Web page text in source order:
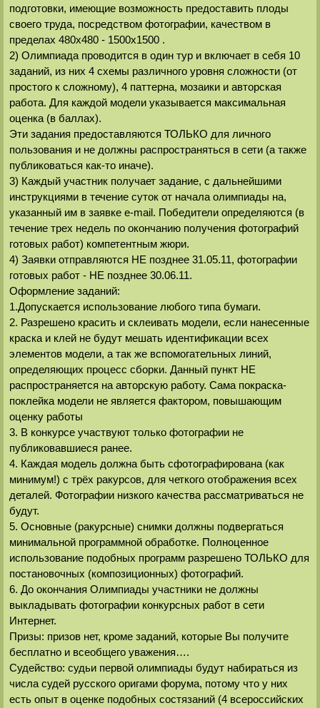
подготовки, имеющие возможность предоставить плоды
своего труда, посредством фотографии, качеством в
пределах 480х480 - 1500х1500 .
2) Олимпиада проводится в один тур и включает в себя 10
заданий, из них 4 схемы различного уровня сложности (от
простого к сложному), 4 паттерна, мозаики и авторская
работа. Для каждой модели указывается максимальная
оценка (в баллах).
Эти задания предоставляются ТОЛЬКО для личного
пользования и не должны распространяться в сети (а также
публиковаться как-то иначе).
3) Каждый участник получает задание, с дальнейшими
инструкциями в течение суток от начала олимпиады на,
указанный им в заявке e-mail. Победители определяются (в
течение трех недель по окончанию получения фотографий
готовых работ) компетентным жюри.
4) Заявки отправляются НЕ позднее 31.05.11, фотографии
готовых работ - НЕ позднее 30.06.11.
Оформление заданий:
1.Допускается использование любого типа бумаги.
2. Разрешено красить и склеивать модели, если нанесенные
краска и клей не будут мешать идентификации всех
элементов модели, а так же вспомогательных линий,
определяющих процесс сборки. Данный пункт НЕ
распространяется на авторскую работу. Сама покраска-
поклейка модели не является фактором, повышающим
оценку работы
3. В конкурсе участвуют только фотографии не
публиковавшиеся ранее.
4. Каждая модель должна быть сфотографирована (как
минимум!) с трёх ракурсов, для четкого отображения всех
деталей. Фотографии низкого качества рассматриваться не
будут.
5. Основные (ракурсные) снимки должны подвергаться
минимальной программной обработке. Полноценное
использование подобных программ разрешено ТОЛЬКО для
постановочных (композиционных) фотографий.
6. До окончания Олимпиады участники не должны
выкладывать фотографии конкурсных работ в сети
Интернет.
Призы: призов нет, кроме заданий, которые Вы получите
бесплатно и всеобщего уважения….
Судейство: судьи первой олимпиады будут набираться из
числа судей русского оригами форума, потому что у них
есть опыт в оценке подобных состязаний (4 всероссийских